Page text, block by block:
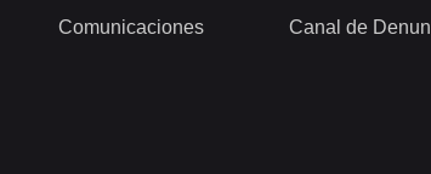
Comunicaciones Canal de